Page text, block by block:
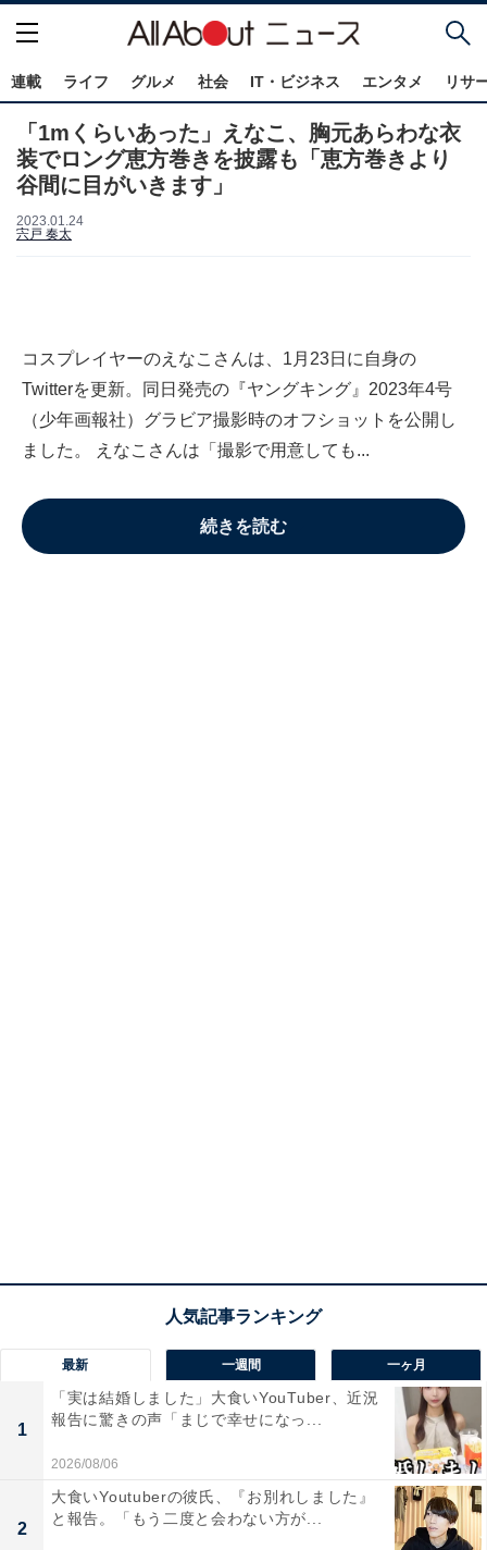
連載 ライフ グルメ 社会 IT・ビジネス エンタメ リサ
「1mくらいあった」えなこ、胸元あらわな衣
装でロング恵方巻きを披露も「恵方巻きより
谷間に目がいきます」
2023.01.24
宍戸 奏太
コスプレイヤーのえなこさんは、1月23日に自身の
Twitterを更新。同日発売の『ヤングキング』2023年4号
（少年画報社）グラビア撮影時のオフショットを公開し
ました。 えなこさんは「撮影で用意しても...
続きを読む
最新 一週間 一ヶ月
1
「実は結婚しました」大食いYouTuber、近況
報告に驚きの声「まじで幸せになっ...
2026/08/06
2
大食いYoutuberの彼氏、『お別れしました』
と報告。「もう二度と会わない方が...